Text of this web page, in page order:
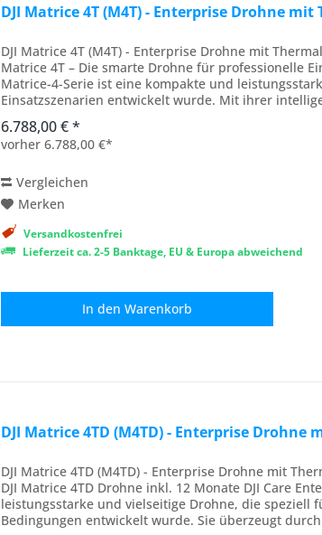
DJI Matrice 4T (M4T) - Enterprise Drohne
DJI Matrice 4T (M4T) - Enterprise Drohne mit
Matrice 4T – Die smarte Drohne für professionelle
Matrice-4-Serie ist eine kompakte und
Einsatzszenarien entwickelt wurde. Mit ihrer
6.788,00 € *
vorher 6.788,00 €*
Vergleichen
Merken
Versandkostenfrei
Lieferzeit ca. 2-5 Banktage, EU & Europa abweichend
In den Warenkorb
DJI Matrice 4TD (M4TD) - Enterprise
DJI Matrice 4TD (M4TD) - Enterprise Drohne mit
DJI Matrice 4TD Drohne inkl. 12 Monate DJI Care
leistungsstarke und vielseitige Drohne, die speziell
Bedingungen entwickelt wurde. Sie überzeugt